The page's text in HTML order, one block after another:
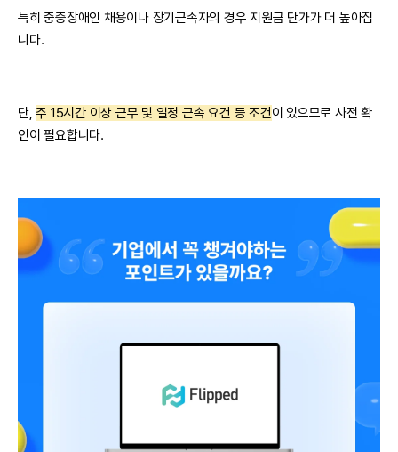
특히 중증장애인 채용이나 장기근속자의 경우 지원금 단가가 더 높아집
니다.
단,주 15시간 이상 근무 및 일정 근속 요건 등 조건이 있으므로 사전 확
인이 필요합니다.